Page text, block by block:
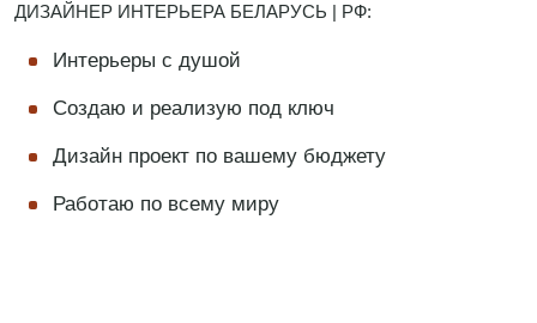
ДИЗАЙНЕР ИНТЕРЬЕРА БЕЛАРУСЬ | РФ:
Интерьеры с душой
Создаю и реализую под ключ
Дизайн проект по вашему бюджету
Работаю по всему миру